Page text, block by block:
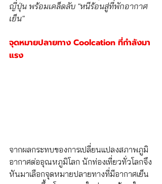
ญี่ปุ่น พร้อมเคล็ดลับ "หนีร้อนสู่ที่พักอากาศ
เย็น"
จุดหมายปลายทาง Coolcation ที่กำลังมา
แรง
จากผลกระทบของการเปลี่ยนแปลงสภาพภูมิ
อากาศต่ออุณหภูมิโลก นักท่องเที่ยวทั่วโลกจึง
หันมาเลือกจุดหมายปลายทางที่มีอากาศเย็น